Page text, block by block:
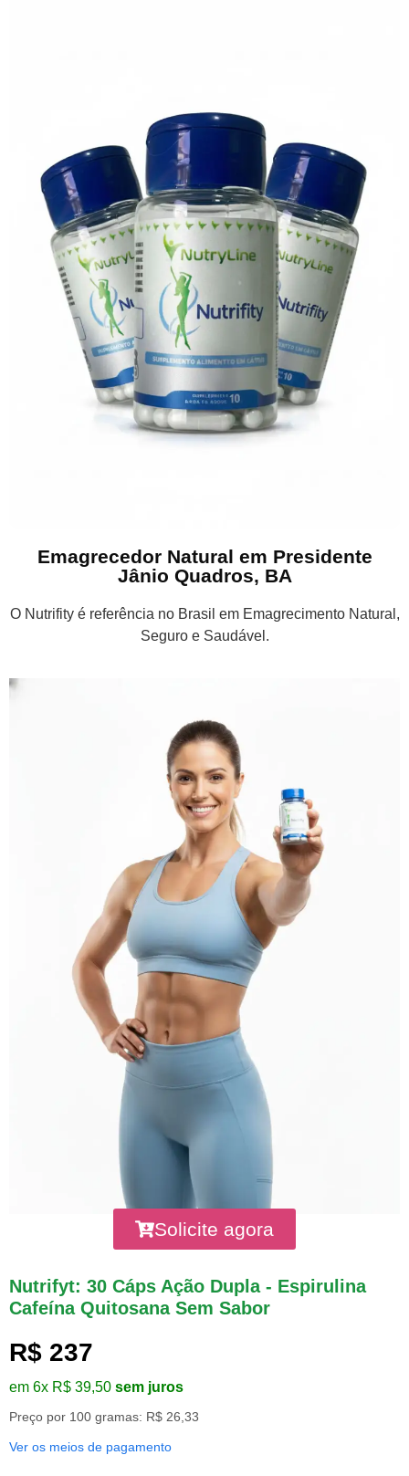
Emagrecedor Natural em Presidente
Jânio Quadros, BA
O Nutrifity é referência no Brasil em Emagrecimento Natural,
Seguro e Saudável.
Solicite agora
Nutrifyt: 30 Cáps Ação Dupla - Espirulina
Cafeína Quitosana Sem Sabor
R$ 237
em 6x R$ 39,50 sem juros
Preço por 100 gramas: R$ 26,33
Ver os meios de pagamento